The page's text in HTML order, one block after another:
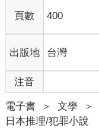
頁數 400
出版地 台灣
注音
電子書 ＞ 文學 ＞
日本推理/犯罪小說